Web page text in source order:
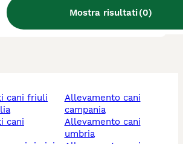
Mostra risultati(0)
ha il Collie?
allevamento cani
campania
allevamento cani
umbria